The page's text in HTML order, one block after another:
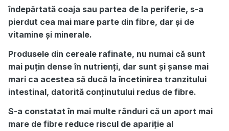
îndepărtată coaja sau partea de la periferie, s-a
pierdut cea mai mare parte din fibre, dar și de
vitamine și minerale.
Produsele din cereale rafinate, nu numai că sunt
mai puțin dense în nutrienți, dar sunt și șanse mai
mari ca acestea să ducă la încetinirea tranzitului
intestinal, datorită conținutului redus de fibre.
S-a constatat în mai multe rânduri că un aport mai
mare de fibre reduce riscul de apariție al